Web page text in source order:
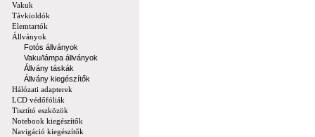
Vakuk
Távkioldók
Elemtartók
Állványok
Fotós állványok
Vaku/lámpa állványok
Állvány táskák
Állvány kiegészítők
Hálózati adapterek
LCD védőfóliák
Tisztító eszközök
Notebook kiegészítők
Navigáció kiegészítők